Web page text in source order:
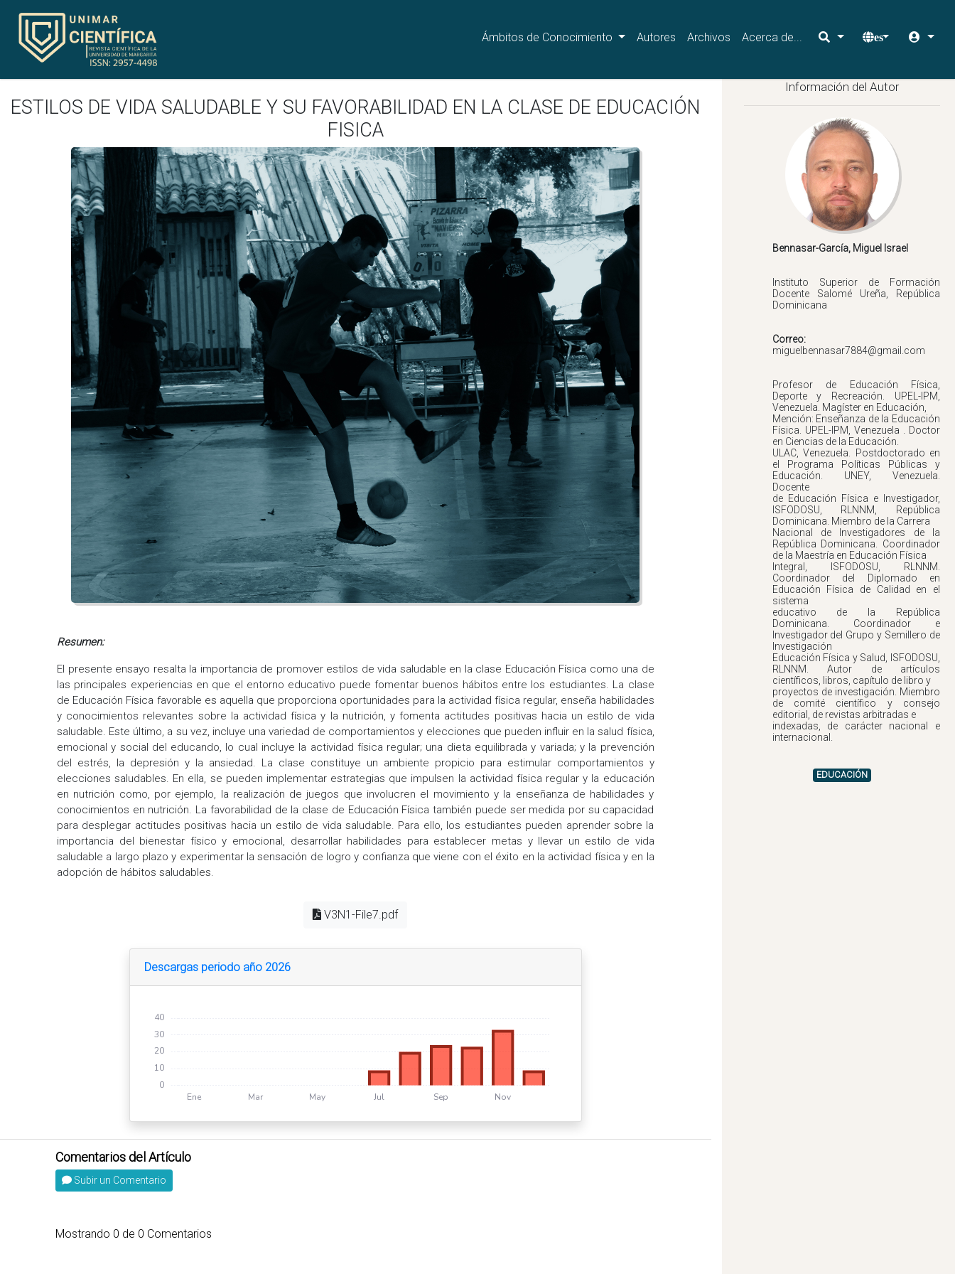
Ámbitos de Conocimiento Autores Archivos Acerca de... es
ESTILOS DE VIDA SALUDABLE Y SU FAVORABILIDAD EN LA CLASE DE EDUCACIÓN
FISICA
Resumen:
El presente ensayo resalta la importancia de promover estilos de vida saludable en la clase Educación Física como una de
las principales experiencias en que el entorno educativo puede fomentar buenos hábitos entre los estudiantes. La clase
de Educación Física favorable es aquella que proporciona oportunidades para la actividad física regular, enseña habilidades
y conocimientos relevantes sobre la actividad física y la nutrición, y fomenta actitudes positivas hacia un estilo de vida
saludable. Este último, a su vez, incluye una variedad de comportamientos y elecciones que pueden influir en la salud física,
emocional y social del educando, lo cual incluye la actividad física regular; una dieta equilibrada y variada; y la prevención
del estrés, la depresión y la ansiedad. La clase constituye un ambiente propicio para estimular comportamientos y
elecciones saludables. En ella, se pueden implementar estrategias que impulsen la actividad física regular y la educación
en nutrición como, por ejemplo, la realización de juegos que involucren el movimiento y la enseñanza de habilidades y
conocimientos en nutrición. La favorabilidad de la clase de Educación Física también puede ser medida por su capacidad
para desplegar actitudes positivas hacia un estilo de vida saludable. Para ello, los estudiantes pueden aprender sobre la
importancia del bienestar físico y emocional, desarrollar habilidades para establecer metas y llevar un estilo de vida
saludable a largo plazo y experimentar la sensación de logro y confianza que viene con el éxito en la actividad física y en la
adopción de hábitos saludables.
V3N1-File7.pdf
Descargas periodo año 2026
Subir un Comentario
Mostrando 0 de 0 Comentarios
Información del Autor
Instituto Superior de Formación
Docente Salomé Ureña, República
Correo:
Profesor de Educación Física,
Deporte y Recreación. UPEL-IPM,
Venezuela. Magíster en Educación,
Mención: Enseñanza de la Educación
Física. UPEL-IPM, Venezuela . Doctor
en Ciencias de la Educación.
ULAC, Venezuela. Postdoctorado en
el Programa Políticas Públicas y
Educación. UNEY, Venezuela.
Docente
de Educación Física e Investigador,
ISFODOSU, RLNNM, República
Dominicana. Miembro de la Carrera
Nacional de Investigadores de la
República Dominicana. Coordinador
de la Maestría en Educación Física
Integral, ISFODOSU, RLNNM.
Coordinador del Diplomado en
Educación Física de Calidad en el
sistema
educativo de la República
Dominicana. Coordinador e
Investigador del Grupo y Semillero de
Investigación
Educación Física y Salud, ISFODOSU,
RLNNM. Autor de artículos
científicos, libros, capítulo de libro y
proyectos de investigación. Miembro
de comité científico y consejo
editorial, de revistas arbitradas e
indexadas, de carácter nacional e
EDUCACIÓN